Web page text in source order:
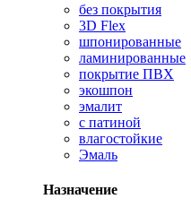
без покрытия
3D Flex
шпонированные
ламинированные
покрытие ПВХ
экошпон
эмалит
с патиной
влагостойкие
Эмаль
Назначение